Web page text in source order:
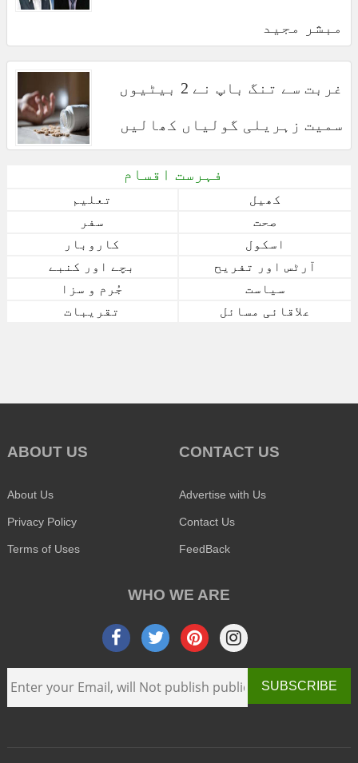
مبشر مجید
غربت سے تنگ باپ نے 2 بیٹیوں
سمیت زہریلی گولیاں کھالیں
فہرست اقسام
کھیل
تعلیم
صحت
سفر
اسکول
کاروبار
آرٹس اور تفریح
بچے اور کنبے
سیاست
جُرم و سزا
علاقائی مسائل
تقریبات
ABOUT US
About Us
Privacy Policy
Terms of Uses
CONTACT US
Advertise with Us
Contact Us
FeedBack
WHO WE ARE
SUBSCRIBE